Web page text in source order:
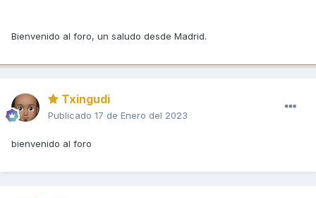
Bienvenido al foro, un saludo desde Madrid.
Txingudi
Publicado 17 de Enero del 2023
bienvenido al foro